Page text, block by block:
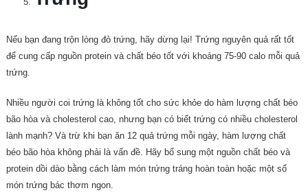
Nếu bạn đang trộn lòng đỏ trứng, hãy dừng lại! Trứng nguyên quả rất tốt
để cung cấp nguồn protein và chất béo tốt với khoảng 75-90 calo mỗi quả
trứng.
Nhiều người coi trứng là không tốt cho sức khỏe do hàm lượng chất béo
bão hòa và cholesterol cao, nhưng bạn có biết trứng có nhiều cholesterol
lành mạnh? Và trừ khi bạn ăn 12 quả trứng mỗi ngày, hàm lượng chất
béo bão hòa không phải là vấn đề. Hãy bổ sung một nguồn chất béo và
protein dồi dào bằng cách làm món trứng tráng hoàn toàn hoặc một số
món trứng bác thơm ngon.